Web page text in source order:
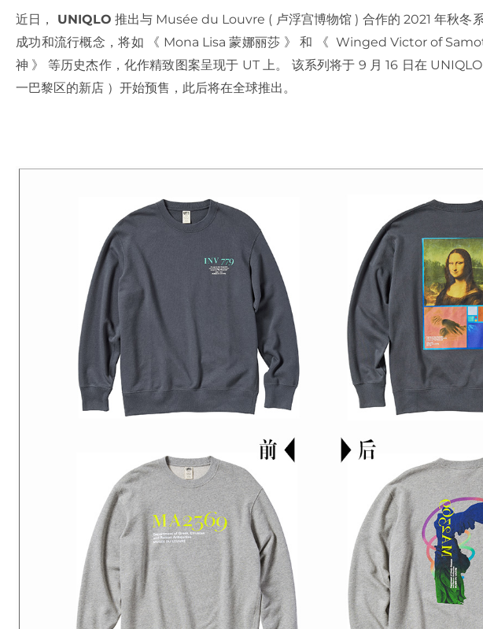
近日， UNIQLO 推出与 Musée du Louvre ( 卢浮宫博物馆 ) 合作的 2021 年秋冬
成功和流行概念，将如 《 Mona Lisa 蒙娜丽莎 》 和 《 Winged Victor of
神 》 等历史杰作，化作精致图案呈现于 UT 上。 该系列将于 9 月 16 日在
一巴黎区的新店 ）开始预售，此后将在全球推出。